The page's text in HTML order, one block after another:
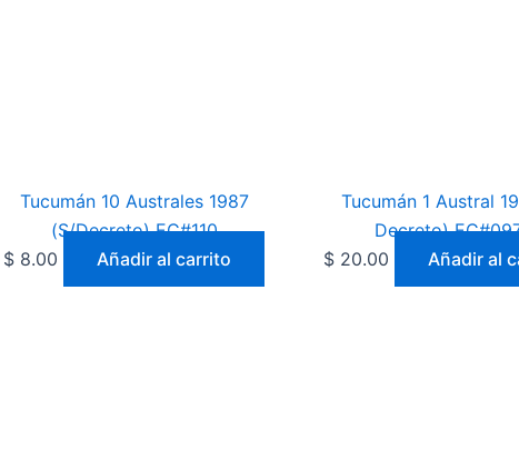
Tucumán 10 Australes 1987
(S/Decreto) EC#110
$ 8.00 Añadir al carrito
Tucumán 1 Austral
Decreto)
$ 20.00 Añadir al